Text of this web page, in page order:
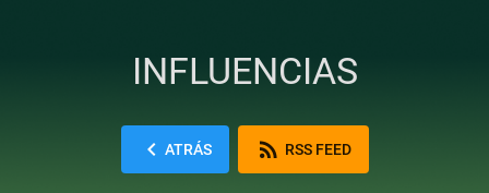
INFLUENCIAS
chevron_left ATRÁS rss_feed RSS FEED